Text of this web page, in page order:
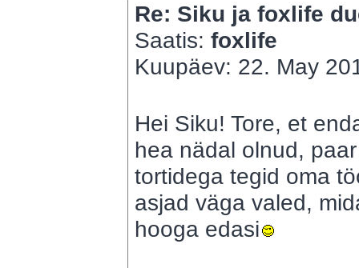
Re: Siku ja foxlife
Saatis: foxlife
Kuupäev: 22. May
Hei Siku! Tore, et
hea nädal olnud,
tortidega tegid oma
asjad väga valed,
hooga edasi